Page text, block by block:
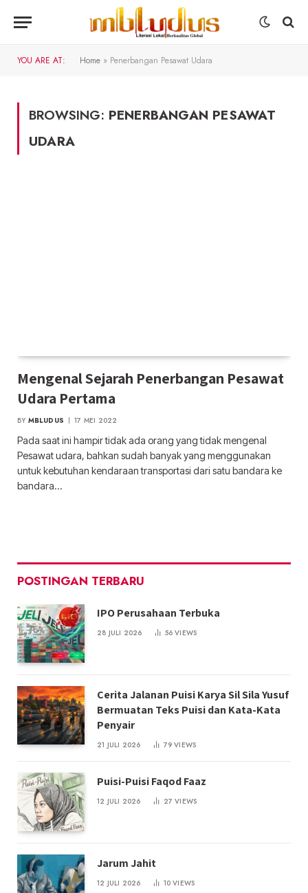
YOU ARE AT: Home » Penerbangan Pesawat Udara
BROWSING: PENERBANGAN PESAWAT
UDARA
Mengenal Sejarah Penerbangan Pesawat
Udara Pertama
BY MBLUDUS 17 MEI 2022
Pada saat ini hampir tidak ada orang yang tidak mengenal
Pesawat udara, bahkan sudah banyak yang menggunakan
untuk kebutuhan kendaraan transportasi dari satu bandara ke
bandara…
POSTINGAN TERBARU
IPO Perusahaan Terbuka
28 JULI 2026 56VIEWS
Cerita Jalanan Puisi Karya Sil Sila Yusuf
Bermuatan Teks Puisi dan Kata-Kata
Penyair
21 JULI 2026 79VIEWS
Puisi-Puisi Faqod Faaz
12 JULI 2026 27VIEWS
Jarum Jahit
12 JULI 2026 10VIEWS